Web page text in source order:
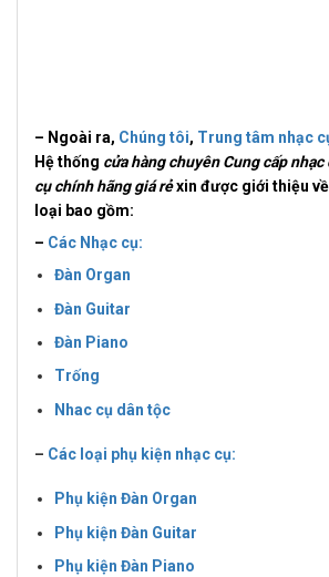
– Ngoài ra, Chúng tôi, Trung tâm nhạc
Hệ thống cửa hàng chuyên Cung cấp
cụ chính hãng giá rẻxin được giới thiệu
loại bao gồm:
– Các Nhạc cụ:
Đàn Organ
Đàn Guitar
Đàn Piano
Trống
Nhac cụ dân tộc
– Các loại phụ kiện nhạc cụ:
Phụ kiện Đàn Organ
Phụ kiện Đàn Guitar
Phụ kiện Đàn Piano